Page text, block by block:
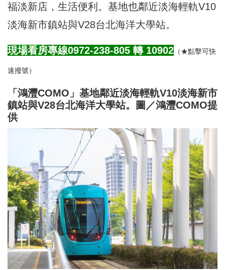
福淡新店，生活便利。基地也鄰近淡海輕軌V10
淡海新市鎮站與V28台北海洋大學站。
現場看房專線0972-238-805 轉 10902 （★點擊可快
速撥號）
「鴻灃COMO」基地鄰近淡海輕軌V10淡海新市
鎮站與V28台北海洋大學站。圖／鴻灃COMO提
供